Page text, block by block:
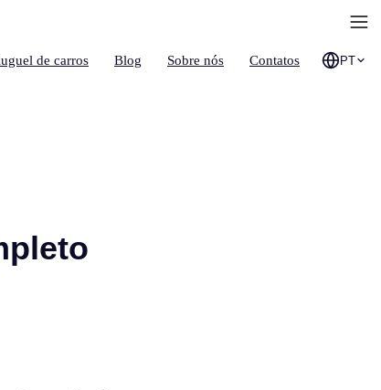
de carros Blog Sobre nós Contatos PT